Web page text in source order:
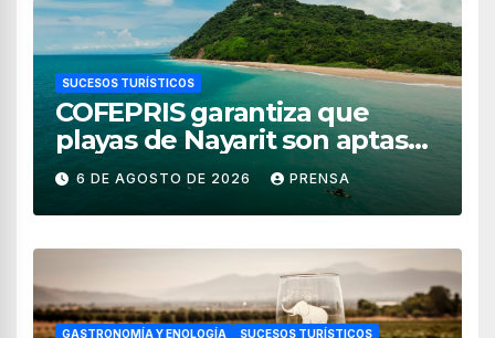
SUCESOS TURÍSTICOS
COFEPRIS garantiza que
playas de Nayarit son aptas
para uso recreativo
6 DE AGOSTO DE 2026 PRENSA
GASTRONOMÍA Y ENOLOGÍA SUCESOS TURÍSTICOS